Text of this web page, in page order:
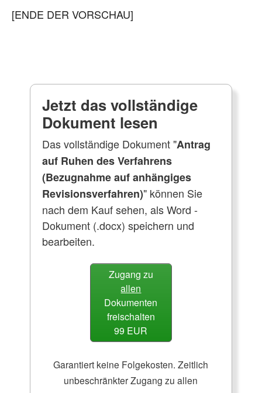
[ENDE DER VORSCHAU]
Jetzt das vollständige
Dokument lesen
Das vollständige Dokument "Antrag
auf Ruhen des Verfahrens
(Bezugnahme auf anhängiges
Revisionsverfahren)" können Sie
nach dem Kauf sehen, als Word -
Dokument (.docx) speichern und
bearbeiten.
Zugang zu
allen
Dokumenten
freischalten
99 EUR
Garantiert keine Folgekosten. Zeitlich
unbeschränkter Zugang zu allen